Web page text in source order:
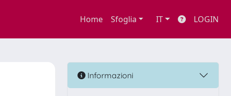
Home Sfoglia IT LOGIN
Informazioni